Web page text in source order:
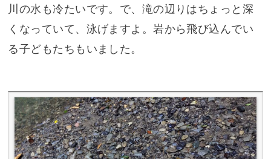
川の水も冷たいです。で、滝の辺りはちょっと深
くなっていて、泳げますよ。岩から飛び込んでい
る子どもたちもいました。